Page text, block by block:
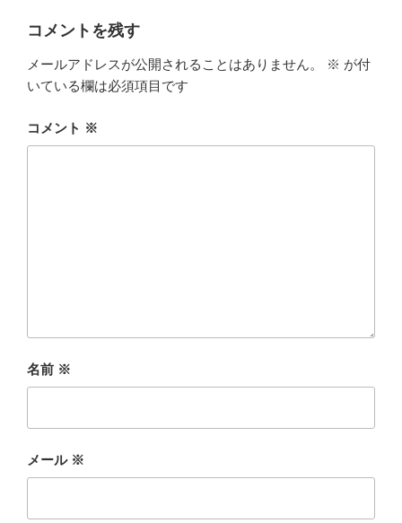
コメントを残す
メールアドレスが公開されることはありません。 ※ が付
いている欄は必須項目です
コメント ※
名前 ※
メール ※